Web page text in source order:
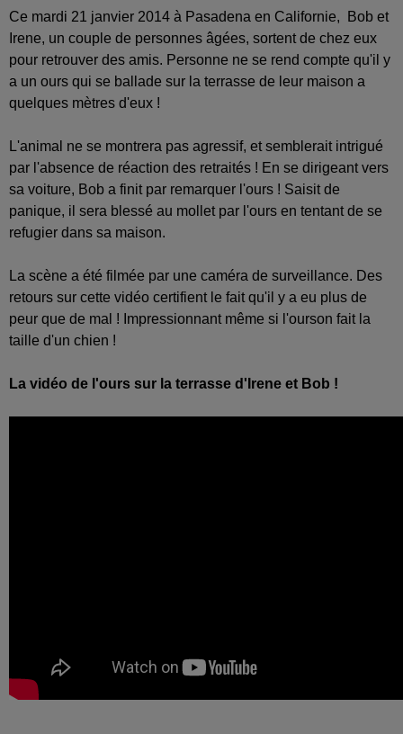
Ce mardi 21 janvier 2014 à Pasadena en Californie,
Bob et
Irene, un couple de personnes âgées, sortent de chez eux
pour retrouver des amis. Personne ne se rend compte qu'il y
a un ours qui se ballade sur la terrasse de leur maison a
quelques mètres d'eux !
L'animal ne se montrera pas agressif, et semblerait intrigué
par l'absence de réaction des retraités ! En se dirigeant vers
sa voiture, Bob a finit par remarquer l'ours ! Saisit de
panique, il sera blessé au mollet par l'ours en tentant de se
refugier dans sa maison.
La scène a été filmée par une caméra de surveillance. Des
retours sur cette vidéo certifient le fait qu'il y a eu plus de
peur que de mal ! Impressionnant même si l'ourson fait la
taille d'un chien !
La vidéo de l'ours sur la terrasse d'Irene et Bob !